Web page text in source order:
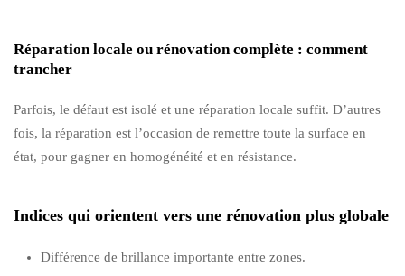
Réparation locale ou rénovation complète : comment
trancher
Parfois, le défaut est isolé et une réparation locale suffit. D’autres
fois, la réparation est l’occasion de remettre toute la surface en
état, pour gagner en homogénéité et en résistance.
Indices qui orientent vers une rénovation plus globale
Différence de brillance importante entre zones.